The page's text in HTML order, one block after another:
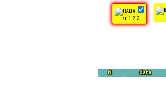
gr. 1-2-3
N data